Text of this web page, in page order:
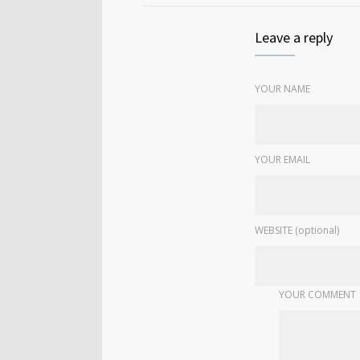
Leave a reply
YOUR NAME
YOUR EMAIL
WEBSITE (optional)
YOUR COMMENT